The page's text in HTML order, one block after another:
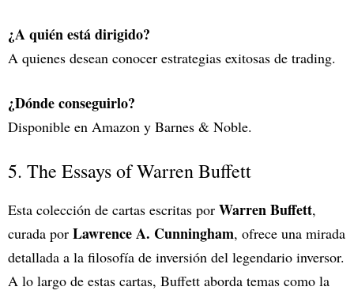
¿A quién está dirigido?
A quienes desean conocer estrategias exitosas de trading.
¿Dónde conseguirlo?
Disponible en Amazon y Barnes & Noble.
5. The Essays of Warren Buffett
Esta colección de cartas escritas por Warren Buffett,
curada por Lawrence A. Cunningham, ofrece una mirada
detallada a la filosofía de inversión del legendario inversor.
A lo largo de estas cartas, Buffett aborda temas como la